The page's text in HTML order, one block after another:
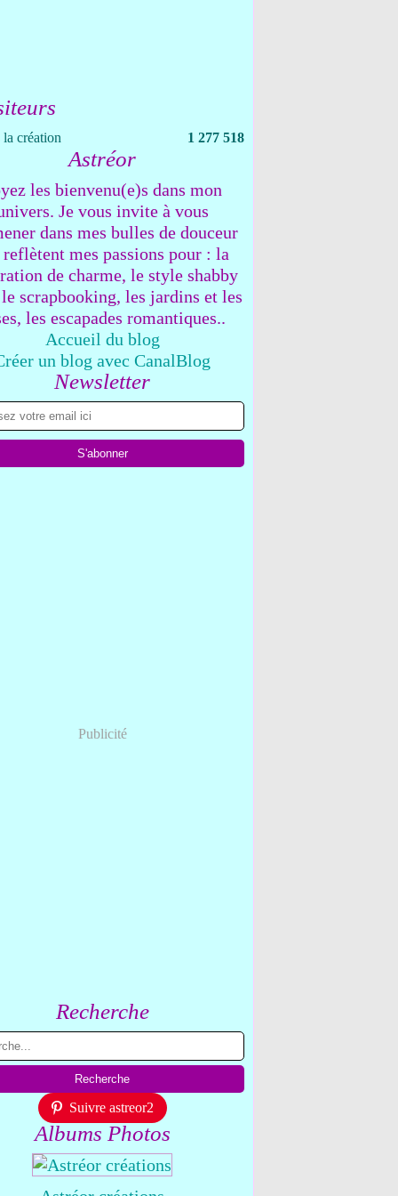
création 1 277 518
Astréor
les bienvenu(e)s dans mon
Je vous invite à vous
dans mes bulles de douceur
mes passions pour : la
de charme, le style shabby
scrapbooking, les jardins et les
les escapades romantiques..
Accueil du blog
un blog avec CanalBlog
Newsletter
Publicité
Recherche
Suivre astreor2
Albums Photos